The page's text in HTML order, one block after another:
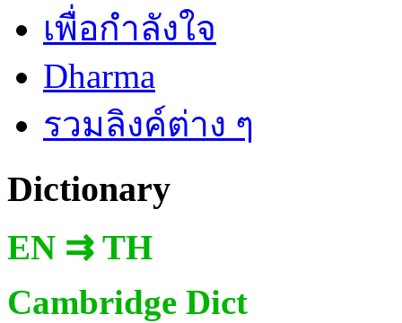
เพื่อกำลังใจ
Dharma
รวมลิงค์ต่าง ๆ
Dictionary
EN ⇉ TH
Cambridge Dict